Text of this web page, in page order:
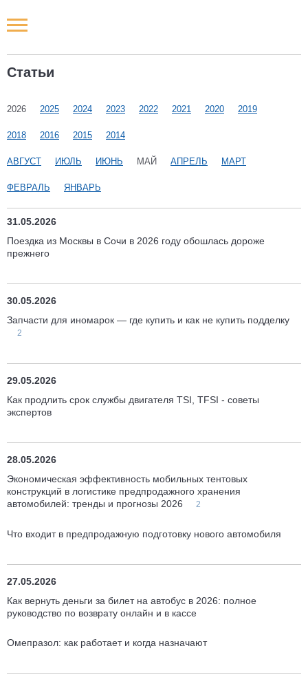
Статьи
2026 2025 2024 2023 2022 2021 2020 2019
2018 2016 2015 2014
АВГУСТ ИЮЛЬ ИЮНЬ МАЙ АПРЕЛЬ МАРТ
ФЕВРАЛЬ ЯНВАРЬ
31.05.2026
Поездка из Москвы в Сочи в 2026 году обошлась дороже
прежнего
30.05.2026
Запчасти для иномарок — где купить и как не купить подделку
2
29.05.2026
Как продлить срок службы двигателя TSI, TFSI - советы
экспертов
28.05.2026
Экономическая эффективность мобильных тентовых
конструкций в логистике предпродажного хранения
автомобилей: тренды и прогнозы 2026
2
Что входит в предпродажную подготовку нового автомобиля
27.05.2026
Как вернуть деньги за билет на автобус в 2026: полное
руководство по возврату онлайн и в кассе
Омепразол: как работает и когда назначают
Новости РФ
Наши мероприятия
Статьи